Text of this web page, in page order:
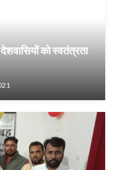
को स्वतंत्रता